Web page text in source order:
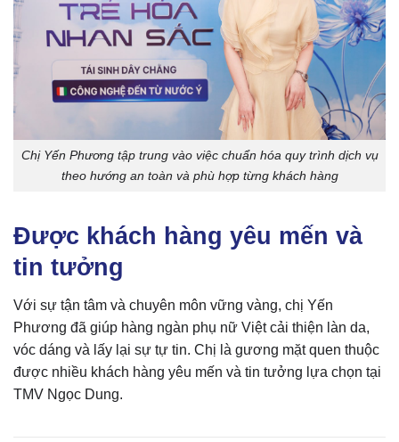
Chị Yến Phương tập trung vào việc chuẩn hóa quy trình dịch vụ
theo hướng an toàn và phù hợp từng khách hàng
Được khách hàng yêu mến và
tin tưởng
Với sự tận tâm và chuyên môn vững vàng, chị Yến
Phương đã giúp hàng ngàn phụ nữ Việt cải thiện làn da,
vóc dáng và lấy lại sự tự tin. Chị là gương mặt quen thuộc
được nhiều khách hàng yêu mến và tin tưởng lựa chọn tại
TMV Ngọc Dung.​